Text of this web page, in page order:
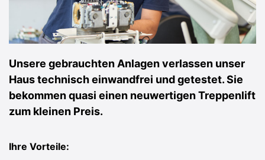
Unsere gebrauchten Anlagen verlassen unser
Haus technisch einwandfrei und getestet. Sie
bekommen quasi einen neuwertigen Treppenlift
zum kleinen Preis.
Ihre Vorteile: